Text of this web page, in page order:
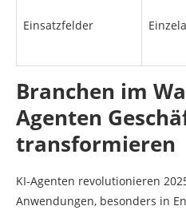
Einsatzfelder
Branchen im
Agenten
transformieren
KI-Agenten revolutionieren
Anwendungen, besonders in